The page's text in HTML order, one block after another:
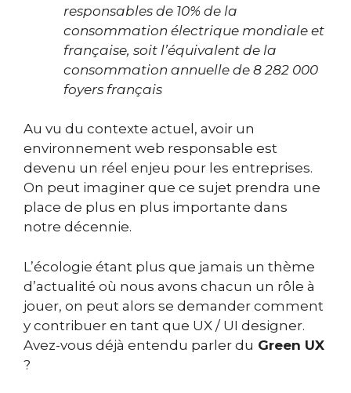
responsables de 10% de la
consommation électrique mondiale et
française, soit l’équivalent de la
consommation annuelle de 8 282 000
foyers français
Au vu du contexte actuel, avoir un
environnement web responsable est
devenu un réel enjeu pour les entreprises.
On peut imaginer que ce sujet prendra une
place de plus en plus importante dans
notre décennie.
L’écologie étant plus que jamais un thème
d’actualité où nous avons chacun un rôle à
jouer, on peut alors se demander comment
y contribuer en tant que UX / UI designer.
Avez-vous déjà entendu parler du Green UX
?